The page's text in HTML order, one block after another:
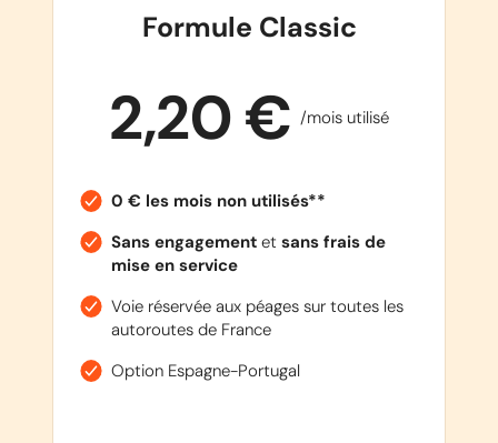
Formule Classic
2,20 € /mois utilisé
0 € les mois non utilisés**
Sans engagementet sans frais de
mise en service
Voie réservée aux péages sur toutes les
autoroutes de France
Option Espagne-Portugal